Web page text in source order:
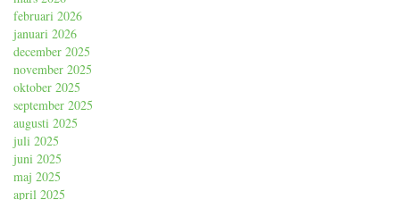
februari 2026
januari 2026
december 2025
november 2025
oktober 2025
september 2025
augusti 2025
juli 2025
juni 2025
maj 2025
april 2025